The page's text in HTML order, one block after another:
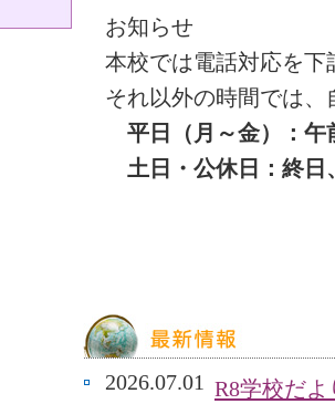
お知らせ
本校では電話対応を下
それ以外の時間では、
平日（月～金）：午
土日・公休日：終日
2026.07.01 R8学校だよ